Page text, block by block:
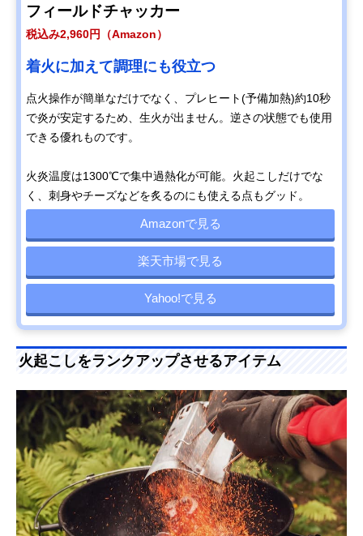
フィールドチャッカー
税込み2,960円（Amazon）
着火に加えて調理にも役立つ
点火操作が簡単なだけでなく、プレヒート(予備加熱)約10秒
で炎が安定するため、生火が出ません。逆さの状態でも使用
できる優れものです。
火炎温度は1300℃で集中過熱化が可能。火起こしだけでな
く、刺身やチーズなどを炙るのにも使える点もグッド。
Amazonで見る
楽天市場で見る
Yahoo!で見る
火起こしをランクアップさせるアイテム